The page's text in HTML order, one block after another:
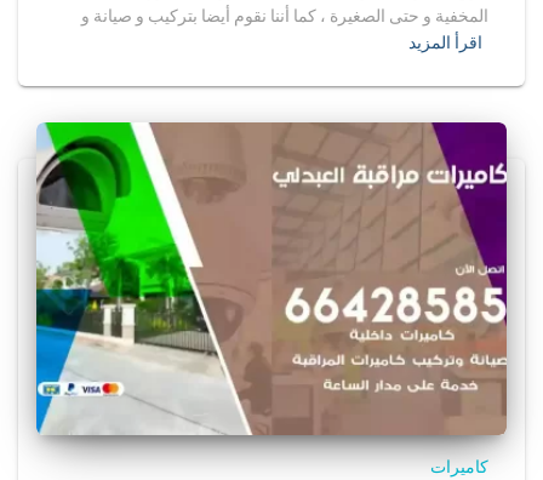
المخفية و حتى الصغيرة ، كما أننا نقوم أيضا بتركيب و صيانة و
اقرأ المزيد
كاميرات